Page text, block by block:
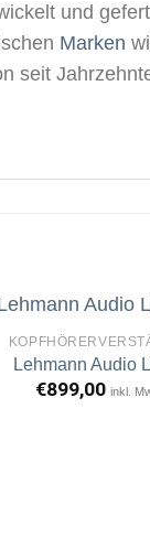
und
Marken
seit
Lehmann Audio
€899,00 inkl.